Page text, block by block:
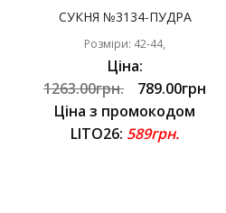
СУКНЯ №3134-ПУДРА
Розміри: 42-44,
Ціна:
1263.00грн.
789.00грн
Ціна з промокодом
LITO26: 589грн.